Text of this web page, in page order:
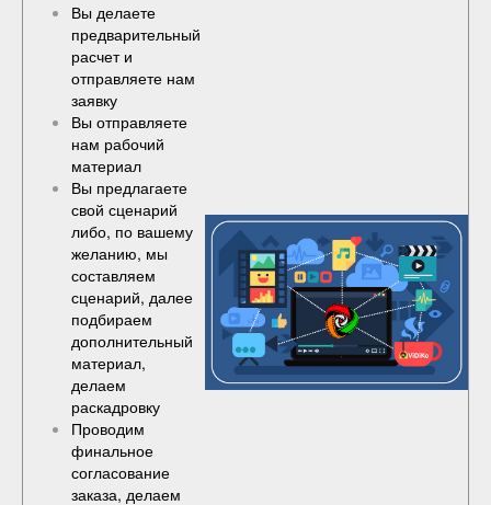
Вы делаете
предварительный
расчет и
отправляете нам
заявку
Вы отправляете
нам рабочий
материал
Вы предлагаете
свой сценарий
либо, по вашему
желанию, мы
составляем
сценарий, далее
подбираем
дополнительный
материал,
делаем
раскадровку
Проводим
финальное
согласование
заказа, делаем